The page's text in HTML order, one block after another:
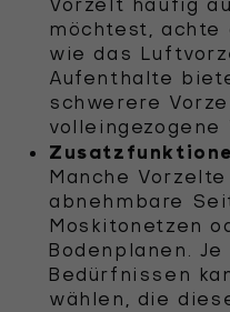
möchtest,
wie das
Aufenthalte
schwerere
volleingezogene
Manche
abnehmbare
Moskitonetzen
Bodenplanen.
Bedürfnissen
wählen, die